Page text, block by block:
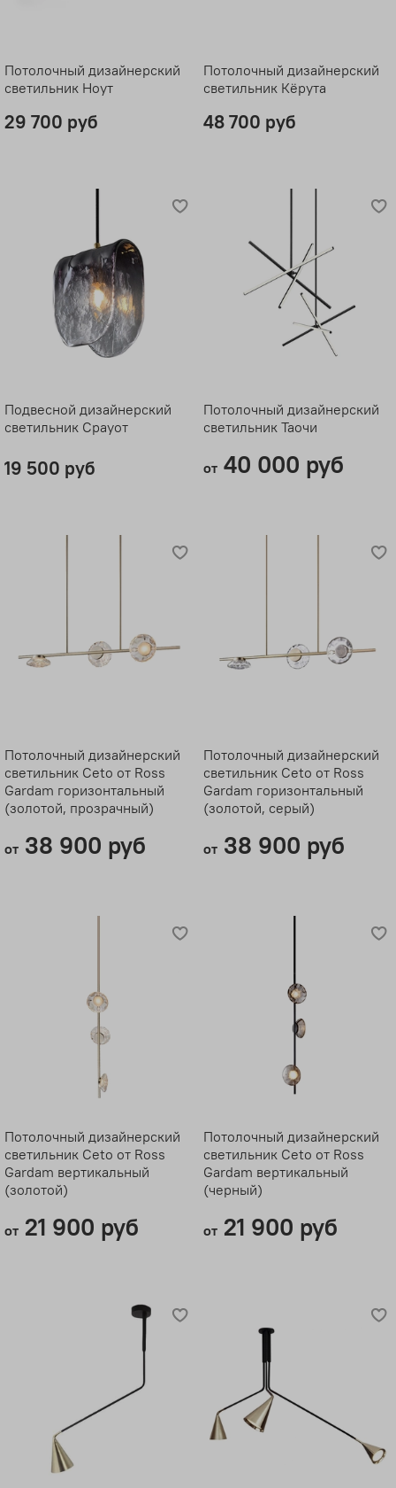
Потолочный дизайнерский
светильник Ноут
29 700 руб
Потолочный дизайнерский
светильник Кёрута
48 700 руб
Подвесной дизайнерский
светильник Срауот
19 500 руб
Потолочный дизайнерский
светильник Таочи
от40 000 руб
Потолочный дизайнерский
светильник Ceto от Ross
Gardam горизонтальный
(золотой, прозрачный)
от38 900 руб
Потолочный дизайнерский
светильник Ceto от Ross
Gardam горизонтальный
(золотой, серый)
от38 900 руб
Потолочный дизайнерский
светильник Ceto от Ross
Gardam вертикальный
(золотой)
от21 900 руб
Потолочный дизайнерский
светильник Ceto от Ross
Gardam вертикальный
(черный)
от21 900 руб